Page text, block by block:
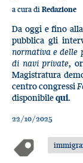
a cura di Redazione
Da oggi e fino
pubblica gli
normativa e delle
di navi private,
Magistratura
centro congressi
disponibilequi.
22/10/2025